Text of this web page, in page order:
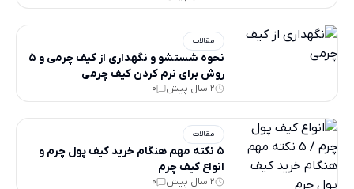
مقالات
نحوه شستشو و نگهداری از کیف چرمی و 5
روش برای نرم کردن کیف چرمی
2 سال پیش 0
مقالات
5 نکته مهم هنگام خرید کیف پول چرم و
انواع کیف چرم
2 سال پیش 0